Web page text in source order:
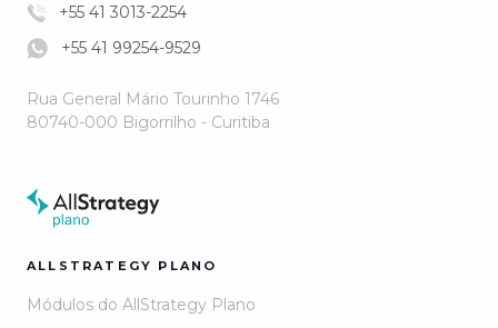
+55 41 3013-2254
+55 41 99254-9529
Rua General Mário Tourinho 1746
80740-000 Bigorrilho - Curitiba
ALLSTRATEGY PLANO
Módulos do AllStrategy Plano